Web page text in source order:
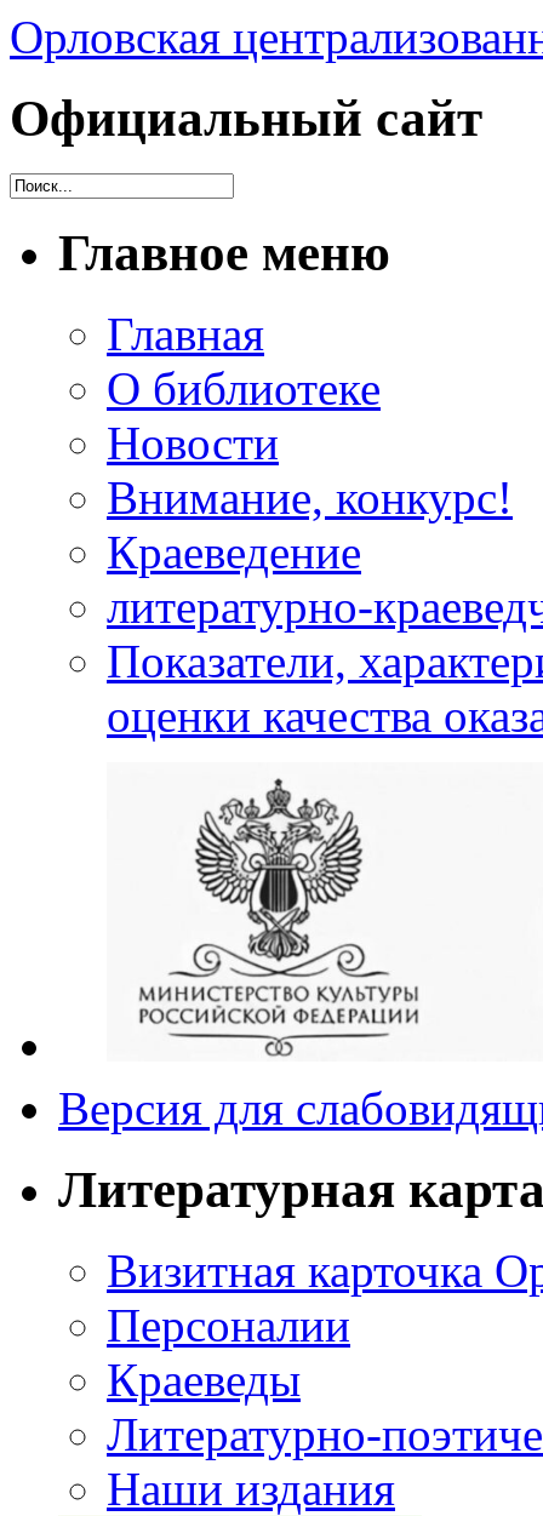
Орловская
Официальный сайт
Главное меню
Главная
О библиотеке
Новости
Внимание, конкурс!
Краеведение
литературно-
Показатели,
оценки качества
Версия для
Литературная
Визитная карточка
Персоналии
Краеведы
Литературно-
Наши издания